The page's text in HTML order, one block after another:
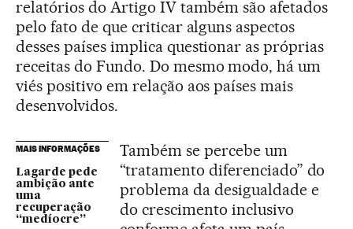
relatórios do Artigo IV também são afetados
pelo fato de que criticar alguns aspectos
desses países implica questionar as próprias
receitas do Fundo. Do mesmo modo, há um
viés positivo em relação aos países mais
desenvolvidos.
MAIS INFORMAÇÕES
Lagarde pede
ambição ante
uma
recuperação
“medíocre”
Também se percebe um
“tratamento diferenciado” do
problema da desigualdade e
do crescimento inclusivo